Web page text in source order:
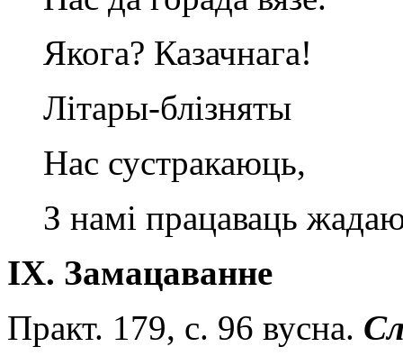
Якога? Казачнага!
Літары-блізняты
Нас сустракаюць,
З намі працаваць
ІX. Замацаванне
Практ. 179, с. 96 вусна.